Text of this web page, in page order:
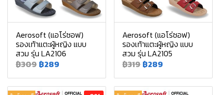
Aerosoft (แอโร่ซอฟ)
รองเท้าแตะผู้หญิง แบบ
สวม รุ่น LA2106
฿309 ฿289
Aerosoft (แอโร่ซอฟ)
รองเท้าแตะผู้หญิง แบบ
สวม รุ่น LA2105
฿319 ฿289